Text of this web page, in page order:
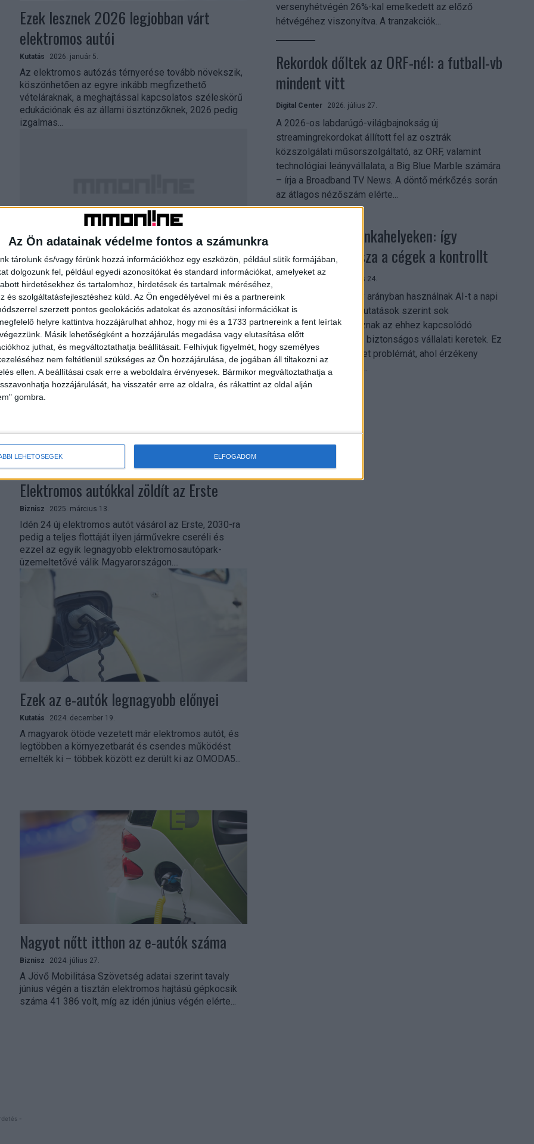
Az Ön adatainak védelme fontos a számunkra
tárolunk és/vagy férünk hozzá információkhoz egy eszközön, például sütik formájában,
dolgozunk fel, például egyedi azonosítókat és standard információkat, amelyeket az
hirdetésekhez és tartalomhoz, hirdetések és tartalmak méréséhez,
és szolgáltatásfejlesztéshez küld. Az Ön engedélyével mi és a partnereink
szerzett pontos geolokációs adatokat és azonosítási információkat is
helyre kattintva hozzájárulhat ahhoz, hogy mi és a 1733 partnereink a fent leírtak
Másik lehetőségként a hozzájárulás megadása vagy elutasítása előtt
juthat, és megváltoztathatja beállításait. Felhívjuk figyelmét, hogy személyes
nem feltétlenül szükséges az Ön hozzájárulása, de jogában áll tiltakozni az
ellen. A beállításai csak erre a weboldalra érvényesek. Bármikor megváltoztathatja a
hozzájárulását, ha visszatér erre az oldalra, és rákattint az oldal alján
gombra.
LEHETŐSÉGEK ELFOGADOM
Ezek lesznek 2026 legjobban várt
elektromos autói
Kutatás 2026. január 5.
Az elektromos autózás térnyerése tovább növekszik,
köszönhetően az egyre inkább megfizethető
vételáraknak, a meghajtással kapcsolatos széleskörű
edukációnak és az állami ösztönzőknek, 2026 pedig
izgalmas...
Még egyszerűbbé válik az elektromos
autók töltése
Biznisz 2025. szeptember 9.
A Ford újabb nagy lépést tett a kényelmesebb és több
előnyt nyújtó köztéri töltés érdekében: ügyfelei
ezentúl az Octopus Energy töltőplatformja, az
Electroverse segítségével...
Elektromos autókkal zöldít az Erste
Biznisz 2025. március 13.
Idén 24 új elektromos autót vásárol az Erste, 2030-ra
pedig a teljes flottáját ilyen járművekre cseréli és
ezzel az egyik legnagyobb elektromosautópark-
üzemeltetővé válik Magyarországon....
Ezek az e-autók legnagyobb előnyei
Kutatás 2024. december 19.
A magyarok ötöde vezetett már elektromos autót, és
legtöbben a környezetbarát és csendes működést
emelték ki – többek között ez derült ki az OMODA5...
Nagyot nőtt itthon az e-autók száma
Biznisz 2024. július 27.
A Jövő Mobilitása Szövetség adatai szerint tavaly
június végén a tisztán elektromos hajtású gépkocsik
száma 41 386 volt, míg az idén június végén elérte...
-
versenyhétvégén 26%-kal emelkedett az előző
hétvégéhez viszonyítva. A tranzakciók...
Rekordok dőltek az ORF-nél: a futball-vb
mindent vitt
Digital Center 2026. július 27.
A 2026-os labdarúgó-világbajnokság új
streamingrekordokat állított fel az osztrák
közszolgálati műsorszolgáltató, az ORF, valamint
technológiai leányvállalata, a Big Blue Marble számára
– írja a Broadband TV News. A döntő mérkőzés során
az átlagos nézőszám elérte...
Shadow AI a munkahelyeken: így
szerezhetik vissza a cégek a kontrollt
Digital Center 2026. július 24.
A munkavállalók nagy arányban használnak AI-t a napi
munkában, ám friss kutatások szerint sok
szervezetnél hiányoznak az ehhez kapcsolódó
világos irányelvek és biztonságos vállalati keretek. Ez
különösen ott jelenthet problémát, ahol érzékeny
üzleti információkkal...